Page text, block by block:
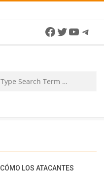
Facebook
Twitter
CÓMO LOS ATACANTES